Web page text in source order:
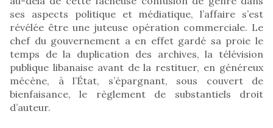
ses aspects politique et médiatique, l’affaire s’est
révélée être une juteuse opération commerciale. Le
chef du gouvernement a en effet gardé sa proie le
temps de la duplication des archives, la télévision
publique libanaise avant de la restituer, en généreux
mécène, à l’État, s’épargnant, sous couvert de
bienfaisance, le règlement de substantiels droit
d’auteur.